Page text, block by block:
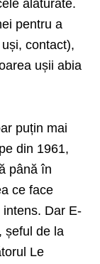
alăturate.
pentru a
contact),
ușii abia
puțin mai
din 1961,
până în
ce face
Dar E-
șeful de la
Le